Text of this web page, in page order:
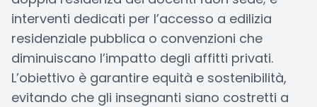
interventi dedicati per l’accesso a edilizia
residenziale pubblica o convenzioni che
diminuiscano l’impatto degli affitti privati.
L’obiettivo è garantire equità e sostenibilità,
evitando che gli insegnanti siano costretti a